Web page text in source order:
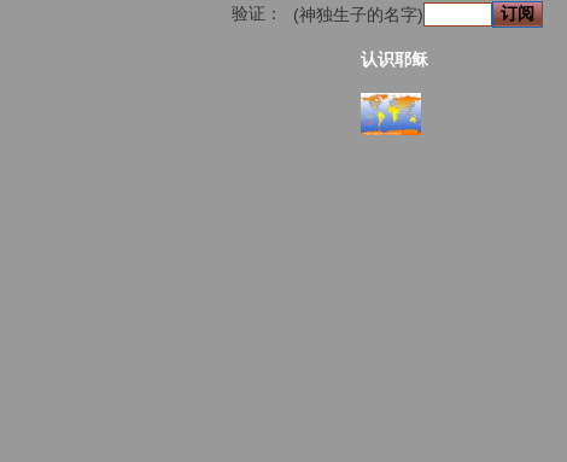
验证：
(神独生子的名字)
认识耶稣